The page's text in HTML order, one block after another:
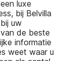
luxe
bij Belvilla
uw
de beste
informatie
weet waar u